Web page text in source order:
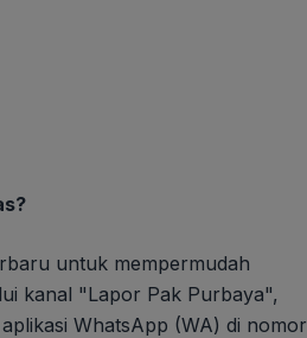
untuk mempermudah
kanal "Lapor Pak Purbaya",
WhatsApp (WA) di nomor